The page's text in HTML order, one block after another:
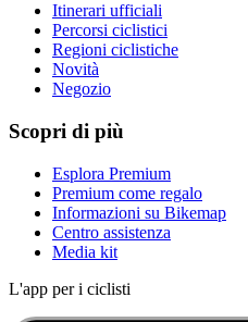
Itinerari ufficiali
Percorsi ciclistici
Regioni ciclistiche
Novità
Negozio
Scopri di più
Esplora Premium
Premium come regalo
Informazioni su Bikemap
Centro assistenza
Media kit
L'app per i ciclisti